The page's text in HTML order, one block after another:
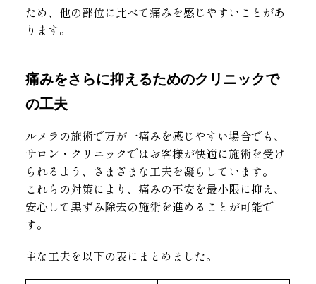
ため、他の部位に比べて痛みを感じやすいことがあ
ります。
痛みをさらに抑えるためのクリニックで
の工夫
ルメラの施術で万が一痛みを感じやすい場合でも、
サロン・クリニックではお客様が快適に施術を受け
られるよう、さまざまな工夫を凝らしています。
これらの対策により、痛みの不安を最小限に抑え、
安心して黒ずみ除去の施術を進めることが可能で
す。
主な工夫を以下の表にまとめました。